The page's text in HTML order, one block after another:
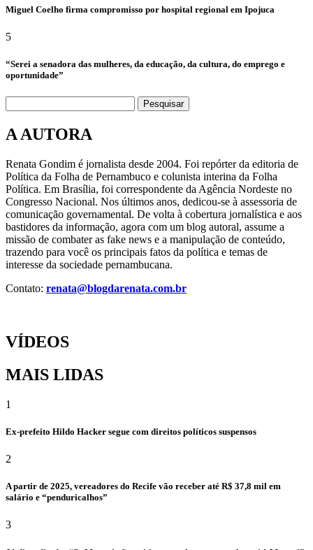
Miguel Coelho firma compromisso por hospital regional em Ipojuca
5
“Serei a senadora das mulheres, da educação, da cultura, do emprego e
oportunidade”
Pesquisar
A AUTORA
Renata Gondim é jornalista desde 2004. Foi repórter da editoria de
Política da Folha de Pernambuco e colunista interina da Folha
Política. Em Brasília, foi correspondente da Agência Nordeste no
Congresso Nacional. Nos últimos anos, dedicou-se à assessoria de
comunicação governamental. De volta à cobertura jornalística e aos
bastidores da informação, agora com um blog autoral, assume a
missão de combater as fake news e a manipulação de conteúdo,
trazendo para você os principais fatos da política e temas de
interesse da sociedade pernambucana.
Contato: renata@blogdarenata.com.br
VÍDEOS
MAIS LIDAS
1
Ex-prefeito Hildo Hacker segue com direitos políticos suspensos
2
A partir de 2025, vereadores do Recife vão receber até R$ 37,8 mil em
salário e “penduricalhos”
3